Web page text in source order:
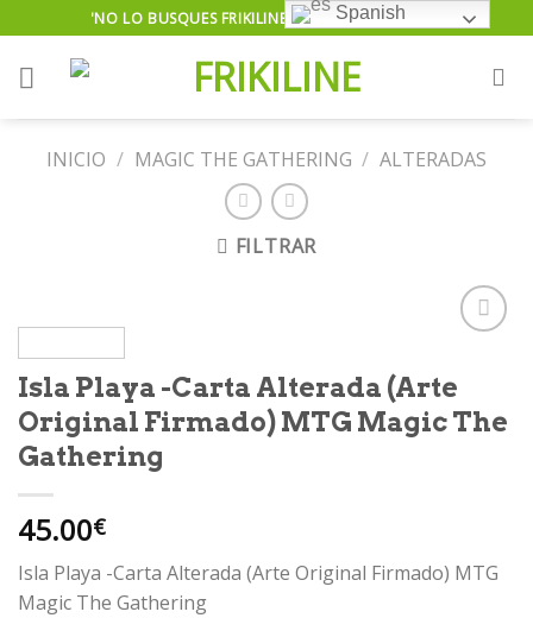
to
content
'NO LO BUSQUES FRIKILINE TE LO ENCUENTRA'...
INICIO / MAGIC THE GATHERING / ALTERADAS
FILTRAR
Añadir
a la
lista de
Isla Playa -Carta Alterada (Arte
Original Firmado) MTG Magic The
Gathering
45.00€
Isla Playa -Carta Alterada (Arte Original Firmado) MTG
Magic The Gathering
Spanish